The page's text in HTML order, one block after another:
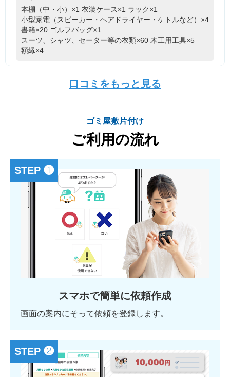
本棚（中・小）×1 衣装ケース×1 ラック×1
小型家電（スピーカー・ヘアドライヤー・ケトルなど）×4
書籍×20 ゴルフバッグ×1
スーツ、シャツ、セーター等の衣類×60 木工用工具×5
額縁×4
口コミをもっと見る
ゴミ屋敷片付け
ご利用の流れ
STEP ❶
スマホで簡単に依頼作成
画面の案内にそって依頼を登録します。
STEP ❷